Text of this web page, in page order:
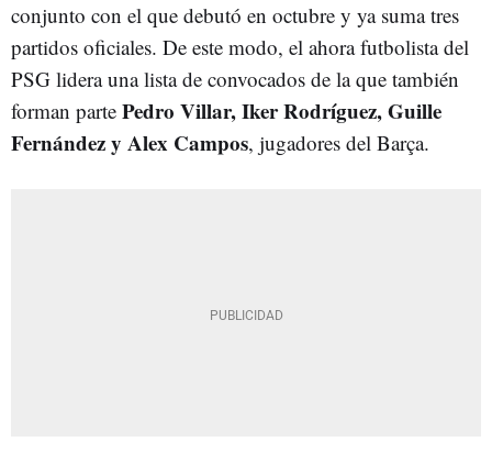
conjunto con el que debutó en octubre y ya suma tres
partidos oficiales. De este modo, el ahora futbolista del
PSG lidera una lista de convocados de la que también
forman parte Pedro Villar, Iker Rodríguez, Guille
Fernández y Alex Campos, jugadores del Barça.